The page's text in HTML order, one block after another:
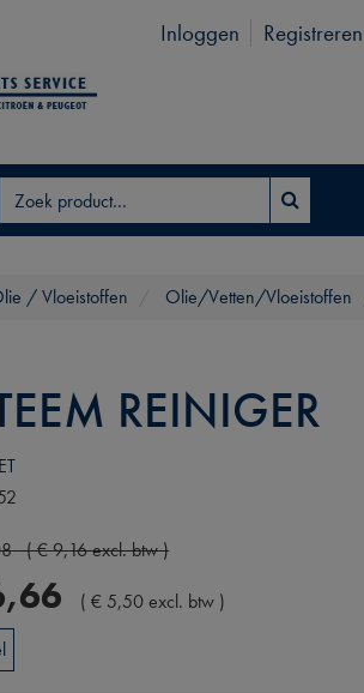
Inloggen Registreren
/ Vloeistoffen Olie/Vetten/Vloeistoffen
REINIGER
(€9,16excl. btw)
,66 (€ 5,50excl. btw )